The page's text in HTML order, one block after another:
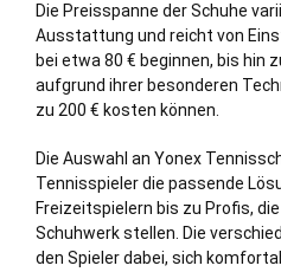
Die Preisspanne der Schuhe
Ausstattung und reicht von
bei etwa 80 € beginnen, bis hin
aufgrund ihrer besonderen
zu 200 € kosten können.
Die Auswahl an Yonex
Tennisspieler die passende
Freizeitspielern bis zu Profis,
Schuhwerk stellen. Die
den Spieler dabei, sich